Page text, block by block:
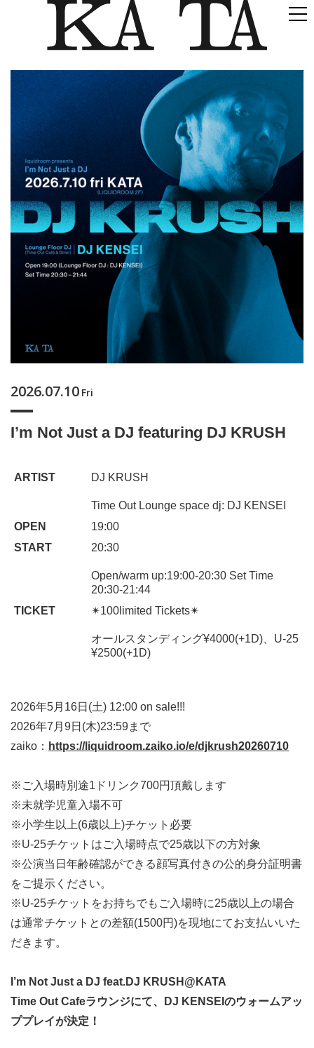
2026.07.10 Fri
I’m Not Just a DJ featuring DJ KRUSH
ARTIST DJ KRUSH
Time Out Lounge space dj: DJ KENSEI
OPEN
19:00
START
20:30
Open/warm up:19:00-20:30 Set Time
20:30-21:44
TICKET
✴︎100limited Tickets✴︎
オールスタンディング¥4000(+1D)、U-25
¥2500(+1D)
2026年5月16日(土) 12:00 on sale!!!
2026年7月9日(木)23:59まで
zaiko： https://liquidroom.zaiko.io/e/djkrush20260710
※ご入場時別途1ドリンク700円頂戴します
※未就学児童入場不可
※小学生以上(6歳以上)チケット必要
※U-25チケットはご入場時点で25歳以下の方対象
※公演当日年齢確認ができる顔写真付きの公的身分証明書
をご提示ください。
※U-25チケットをお持ちでもご入場時に25歳以上の場合
は通常チケットとの差額(1500円)を現地にてお支払いいた
だきます。
I’m Not Just a DJ feat.DJ KRUSH@KATA
Time Out Cafeラウンジにて、DJ KENSEIのウォームアッ
ププレイが決定！